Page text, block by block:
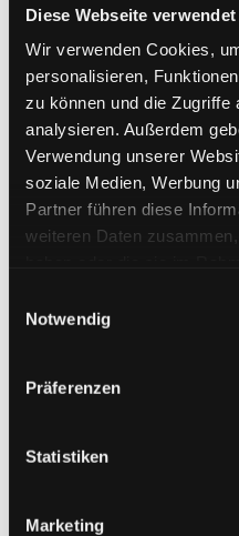
Diese Webseite
Wir verwenden Cookies,
personalisieren,
zu können und die Zugriffe
analysieren. Außerdem
Verwendung unserer
soziale Medien, Werbung
Partner führen diese
weiteren Daten
Notwendig
Präferenzen
Statistiken
Marketing
und sauber
Jahren.
Auch